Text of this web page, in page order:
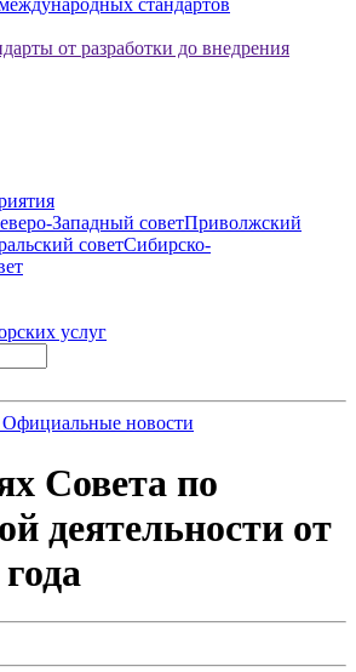
стандартов
от разработки до внедрения
Западный советПриволжский
советСибирско-
услуг
Официальные новости
Совета по
деятельности от